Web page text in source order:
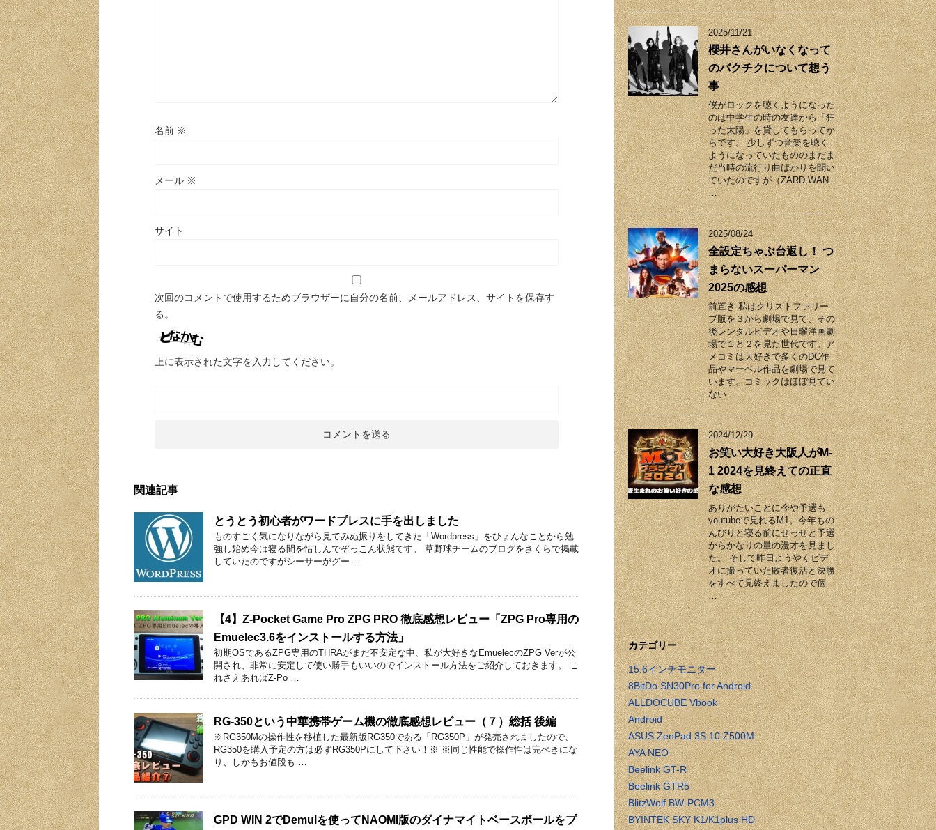
名前 ※
メール ※
サイト
次回のコメントで使用するためブラウザーに自分の名前、メールアドレス、サイトを保存す
る。
上に表示された文字を入力してください。
関連記事
とうとう初心者がワードプレスに手を出しました
ものすごく気になりながら見てみぬ振りをしてきた「Wordpress」をひょんなことから勉
強し始め今は寝る間を惜しんでぞっこん状態です。 草野球チームのブログをさくらで掲載
していたのですがシーサーがグー …
【4】Z-Pocket Game Pro ZPG PRO 徹底感想レビュー「ZPG Pro専用の
Emuelec3.6をインストールする方法」
初期OSであるZPG専用のTHRAがまだ不安定な中、私が大好きなEmuelecのZPG Verが公
開され、非常に安定して使い勝手もいいのでインストール方法をご紹介しておきます。 こ
れさえあればZ-Po …
RG-350という中華携帯ゲーム機の徹底感想レビュー（７）総括 後編
※RG350Mの操作性を移植した最新版RG350である「RG350P」が発売されましたので、
RG350を購入予定の方は必ずRG350Pにして下さい！※ ※同じ性能で操作性は完ぺきにな
り、しかもお値段も …
GPD WIN 2でDemulを使ってNAOMI版のダイナマイトベースボールをプ
2025/11/21
櫻井さんがいなくなって
のバクチクについて想う
事
僕がロックを聴くようになった
のは中学生の時の友達から「狂
った太陽」を貸してもらってか
らです。 少しずつ音楽を聴く
ようになっていたもののまだま
だ当時の流行り曲ばかりを聞い
ていたのですが（ZARD,WAN
…
2025/08/24
全設定ちゃぶ台返し！ つ
まらないスーパーマン
2025の感想
前置き 私はクリストファリー
ブ版を３から劇場で見て、その
後レンタルビデオや日曜洋画劇
場で１と２を見た世代です。ア
メコミは大好きで多くのDC作
品やマーベル作品を劇場で見て
います。コミックはほぼ見てい
ない …
2024/12/29
お笑い大好き大阪人がM-
1 2024を見終えての正直
な感想
ありがたいことに今や予選も
youtubeで見れるM1。今年もの
んびりと寝る前にせっせと予選
からかなりの量の漫才を見まし
た。 そして昨日ようやくビデ
オに撮っていた敗者復活と決勝
をすべて見終えましたので個
…
カテゴリー
15.6インチモニター
8BitDo SN30Pro for Android
ALLDOCUBE Vbook
Android
ASUS ZenPad 3S 10 Z500M
AYA NEO
Beelink GT-R
Beelink GTR5
BlitzWolf BW-PCM3
BYINTEK SKY K1/K1plus HD